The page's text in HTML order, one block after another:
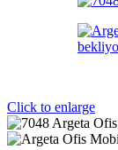
Click to enlarge